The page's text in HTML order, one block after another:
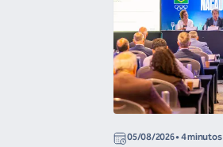
05/08/2026• 4 minutos